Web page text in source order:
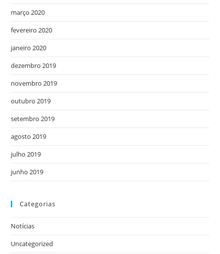
março 2020
fevereiro 2020
janeiro 2020
dezembro 2019
novembro 2019
outubro 2019
setembro 2019
agosto 2019
julho 2019
junho 2019
Categorias
Notícias
Uncategorized